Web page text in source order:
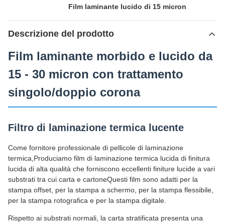
Film laminante lucido di 15 micron
Descrizione del prodotto
Film laminante morbido e lucido da
15 - 30 micron con trattamento
singolo/doppio corona
Filtro di laminazione termica lucente
Come fornitore professionale di pellicole di laminazione
termica,Produciamo film di laminazione termica lucida di finitura
lucida di alta qualità che forniscono eccellenti finiture lucide a vari
substrati tra cui carta e cartoneQuesti film sono adatti per la
stampa offset, per la stampa a schermo, per la stampa flessibile,
per la stampa rotografica e per la stampa digitale.
Rispetto ai substrati normali, la carta stratificata presenta una